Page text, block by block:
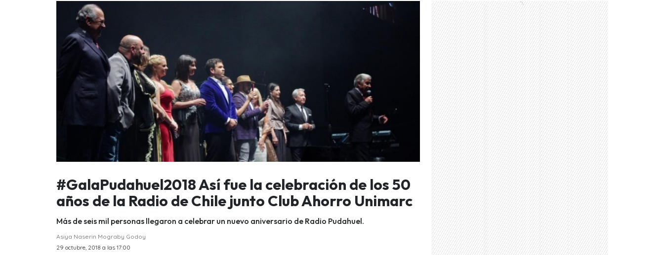
#GalaPudahuel2018 Así fue la celebración de los 50
años de la Radio de Chile junto Club Ahorro Unimarc
Más de seis mil personas llegaron a celebrar un nuevo aniversario de Radio Pudahuel.
Asiya Naserin Mograby Godoy
29 octubre, 2018 a las 17:00